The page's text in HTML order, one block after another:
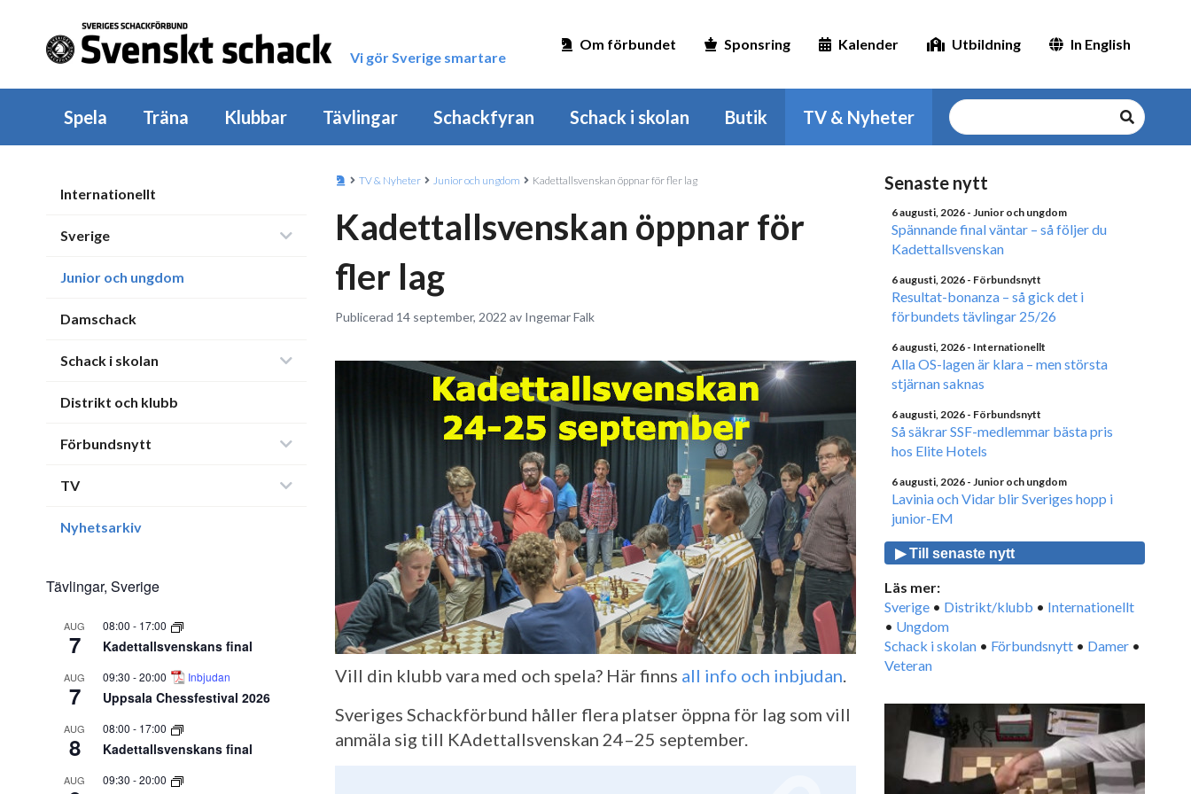
Vi gör Sverige smartare
Om förbundet Sponsring Kalender Utbildning In English
Spela Träna Klubbar Tävlingar Schackfyran Schack i skolan Butik TV & Nyheter
Internationellt
Sverige
Junior och ungdom
Damschack
Schack i skolan
Distrikt och klubb
Förbundsnytt
TV
Nyhetsarkiv
Tävlingar, Sverige
AUG
7
08:00 - 17:00
Kadettallsvenskans final
AUG
7
09:30 -20:00 Inbjudan
Uppsala Chessfestival 2026
AUG
8
08:00 - 17:00
Kadettallsvenskans final
AUG 09:30 -20:00
TV & Nyheter Junior och ungdom Kadettallsvenskan öppnar för fler lag
Kadettallsvenskan öppnar för
fler lag
Publicerad 14 september, 2022 av Ingemar Falk
Vill din klubb vara med och spela? Här finns all info och inbjudan.
Sveriges Schackförbund håller flera platser öppna för lag som vill
anmäla sig till KAdettallsvenskan 24–25 september.
Senaste nytt
6 augusti, 2026 - Junior och ungdom
Spännande final väntar – så följer du
Kadettallsvenskan
6 augusti, 2026 - Förbundsnytt
Resultat-bonanza – så gick det i
förbundets tävlingar 25/26
6 augusti, 2026 - Internationellt
Alla OS-lagen är klara – men största
stjärnan saknas
6 augusti, 2026 - Förbundsnytt
Så säkrar SSF-medlemmar bästa pris
hos Elite Hotels
6 augusti, 2026 - Junior och ungdom
Lavinia och Vidar blir Sveriges hopp i
junior-EM
▶ Till senaste nytt
Läs mer:
Sverige • Distrikt/klubb • Internationellt
• Ungdom
Schack i skolan • Förbundsnytt • Damer •
Veteran